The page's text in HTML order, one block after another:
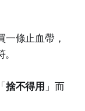
條止血帶，
捨不得用 」而